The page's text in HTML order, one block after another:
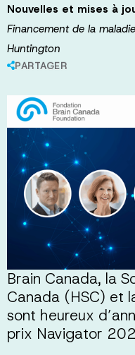
Nouvelles et mises à
Financement de la
Huntington
PARTAGER
Brain Canada, la
Canada (HSC) et
sont heureux
prix Navigator